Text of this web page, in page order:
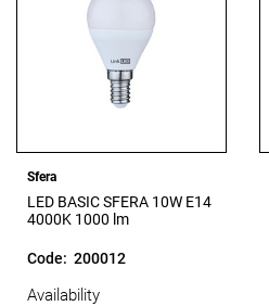
Sfera
LED BASIC SFERA 10W E14
4000K 1000 lm
Code: 200012
Availability